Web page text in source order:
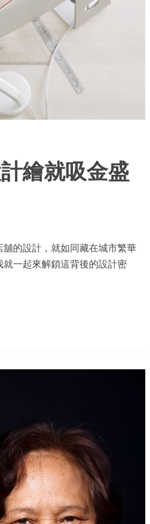
繪就吸金盛
的設計，就如同藏在城市繁華
一起來解鎖這背後的設計密